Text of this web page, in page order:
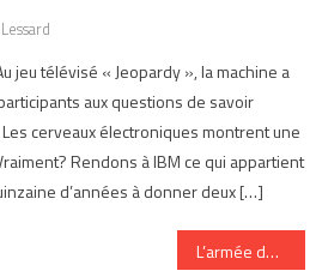
jeu télévisé « Jeopardy », la machine a
aux questions de savoir
cerveaux électroniques montrent une
Rendons à IBM ce qui appartient
d’années à donner deux […]
L’armée des 1%